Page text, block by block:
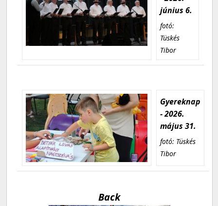
június 6.
fotó:
Tüskés
Tibor
Gyereknap
- 2026.
május 31.
fotó: Tüskés
Tibor
Back